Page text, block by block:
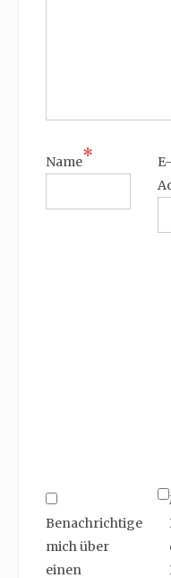
Name*
Benachrichtige
mich über
einen